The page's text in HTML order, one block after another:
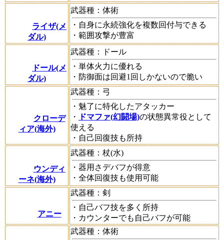
ライザ(メ
ダル)
武器種：体術
・自身に永続強化を複数回付与できる
・範囲攻撃が豊富
ドール(メ
ダル)
武器種：ドール
・単体火力に優れる
・防御面は回避1回しかないので脆い
クローデ
ィア(海外)
武器種：弓
・魅了に特化したアタッカー
・
ドマファ(幻闘場)の状態異常役として
使える
・自己回復技も所持
ウンディ
ーネ(海外)
武器種：杖(水)
・器用さデバフが得意
・全体回復技も使用可能
アニー
武器種：剣
・自己バフ技を多く所持
・カウンターでも自己バフが可能
武器種：体術